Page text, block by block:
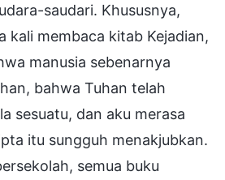
saudari. Khususnya,
kali membaca kitab Kejadian,
manusia sebenarnya
bahwa Tuhan telah
sesuatu, dan aku merasa
itu sungguh menakjubkan.
semua buku